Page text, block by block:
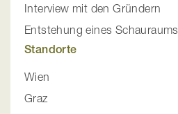
Interview mit den Gründern
Entstehung eines Schauraums
Standorte
Wien
Graz